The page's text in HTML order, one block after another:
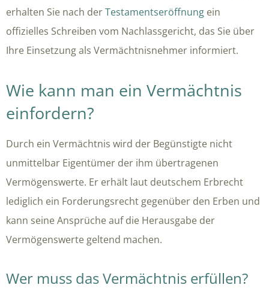
erhalten Sie nach derTestamentseröffnung ein
offizielles Schreiben vom Nachlassgericht, das Sie über
Ihre Einsetzung als Vermächtnisnehmer informiert.
Wie kann man ein Vermächtnis
einfordern?
Durch ein Vermächtnis wird der Begünstigte nicht
unmittelbar Eigentümer der ihm übertragenen
Vermögenswerte. Er erhält laut deutschem Erbrecht
lediglich ein Forderungsrecht gegenüber den Erben und
kann seine Ansprüche auf die Herausgabe der
Vermögenswerte geltend machen.
Wer muss das Vermächtnis erfüllen?